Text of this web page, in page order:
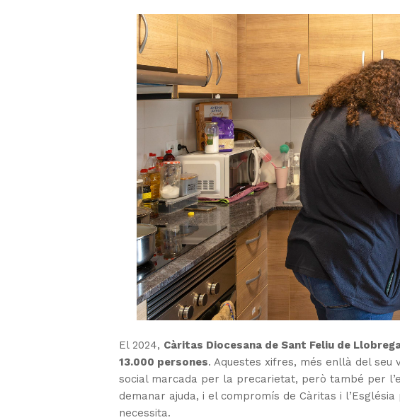
El 2024, Càritas Diocesana de Sant Feliu de
13.000 persones. Aquestes xifres, més enllà del
social marcada per la precarietat, però també per
demanar ajuda, i el compromís de Càritas i
necessita.